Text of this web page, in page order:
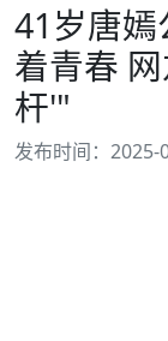
41岁唐
着青春
杆'"
发布时间：2025-